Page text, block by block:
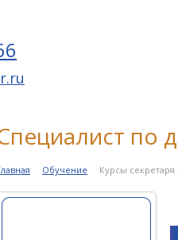
по
Обучение Курсы секретаря